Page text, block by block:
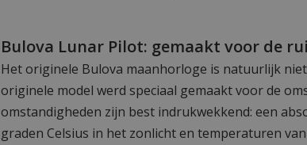
Bulova Lunar Pilot: gemaakt voor de
Het originele Bulova maanhorloge is natuurlijk
originele model werd speciaal gemaakt voor de
omstandigheden zijn best indrukwekkend: een
graden Celsius in het zonlicht en temperaturen